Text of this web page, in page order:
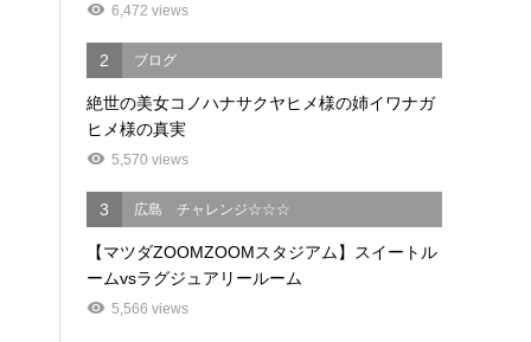
6,472 views
2 ブログ
絶世の美女コノハナサクヤヒメ様の姉イワナガ
ヒメ様の真実
5,570 views
3 広島 チャレンジ☆☆☆
【マツダZOOMZOOMスタジアム】スイートル
ームvsラグジュアリールーム
5,566 views